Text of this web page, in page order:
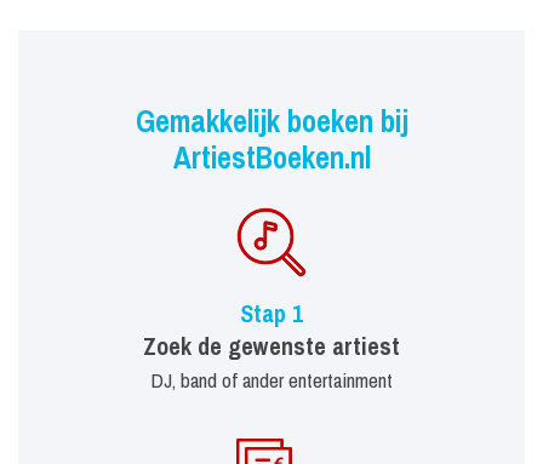
Gemakkelijk boeken bij
ArtiestBoeken.nl
Stap 1
Zoek de gewenste artiest
DJ, band of ander entertainment